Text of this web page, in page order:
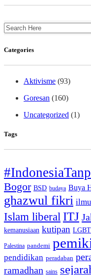
Search
for:
Categories
Aktivisme (93)
Goresan (160)
Uncategorized (1)
Tags
Bogor BSD budaya Buya
ghazwul fikri ilmu
Islam liberal ITJ
kemanusiaan kutipan LGBT
Palestina pandemi
pendidikan peradaban
ramadhan sains